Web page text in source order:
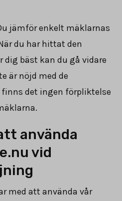
jämför enkelt mäklarnas
du har hittat den
dig bäst kan du gå vidare
är nöjd med de
det ingen förpliktelse
använda
vid
med att använda vår